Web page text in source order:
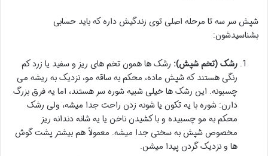
شپش سر سه تا مرحله اصلی توی زندگیش داره که باید حسابی
بشناسیدشون:
رشک (تخم شپش): رشک ها همون تخم های ریز و سفید یا زرد کم
رنگی هستند که شپش ماده، محکم به ساقه مو، نزدیک به ریشه می
چسبونه. این رشک ها خیلی شبیه شوره سر هستند، اما یه فرق بزرگ
دارن: شوره با یه تکون یا شونه زدن راحت جدا میشه، ولی رشک
محکم به مو چسبیده و با کشیدن ناخن یا یه شانه دندانه ریز
مخصوص شپش به سختی جدا میشه. معمولاً هم بیشتر پشت گوش
ها و نزدیک گردن پیدا میشن.